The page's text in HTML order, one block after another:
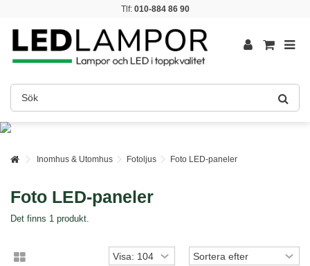
Tlf: 010-884 86 90
Inomhus & Utomhus Fotoljus Foto LED-paneler
Foto LED-paneler
Det finns 1 produkt.